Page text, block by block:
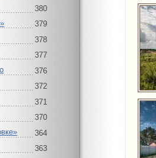
380
379
378
377
376
372
371
370
364
363